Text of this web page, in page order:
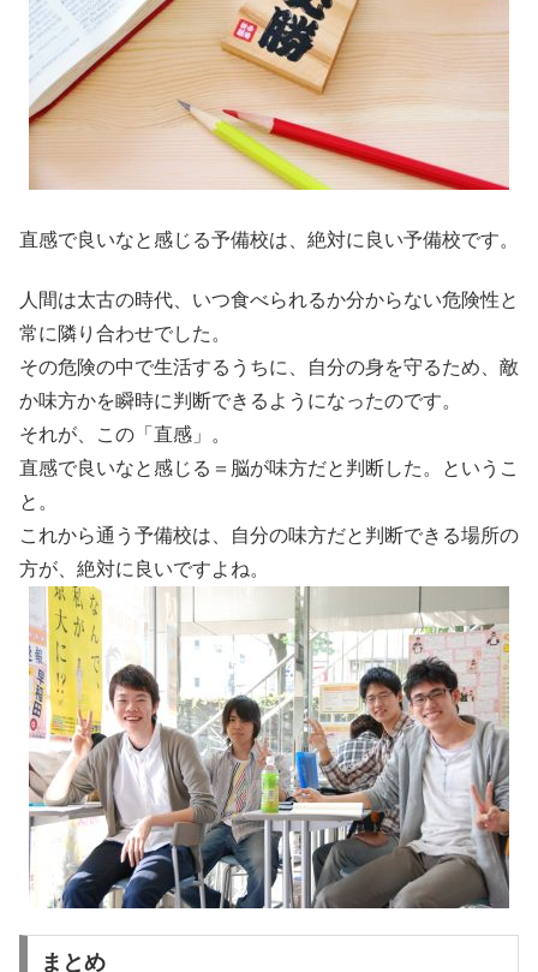
直感で良いなと感じる予備校は、絶対に良い予備校です。
人間は太古の時代、いつ食べられるか分からない危険性と
常に隣り合わせでした。
その危険の中で生活するうちに、自分の身を守るため、敵
か味方かを瞬時に判断できるようになったのです。
それが、この「直感」。
直感で良いなと感じる＝脳が味方だと判断した。というこ
と。
これから通う予備校は、自分の味方だと判断できる場所の
方が、絶対に良いですよね。
まとめ